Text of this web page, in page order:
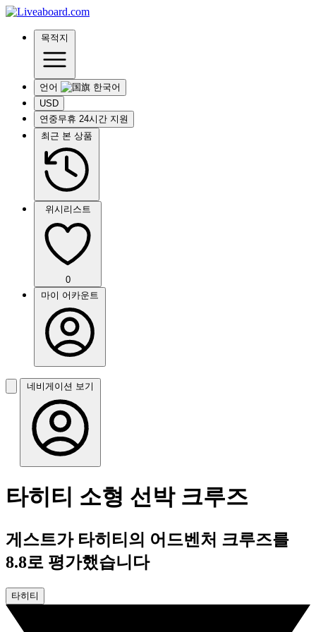
목적지
언어
USD
연중무휴 24시간 지원
최근 본 상품
위시리스트
0
마이 어카운트
네비게이션 보기
타히티 소형 선박 크루즈
게스트가 타히티의 어드벤처 크루즈를
8.8로 평가했습니다
타히티